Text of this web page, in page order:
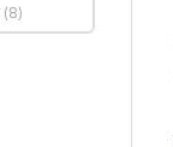
(8)